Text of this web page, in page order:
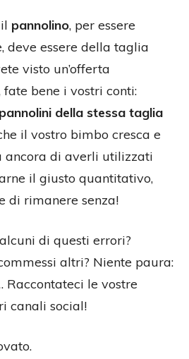
pannolino, per essere
deve essere della taglia
visto un’offerta
bene i vostri conti:
della stessa taglia
il vostro bimbo cresca e
di averli utilizzati
il giusto quantitativo,
di rimanere senza!
di questi errori?
altri? Niente paura:
Raccontateci le vostre
canali social!